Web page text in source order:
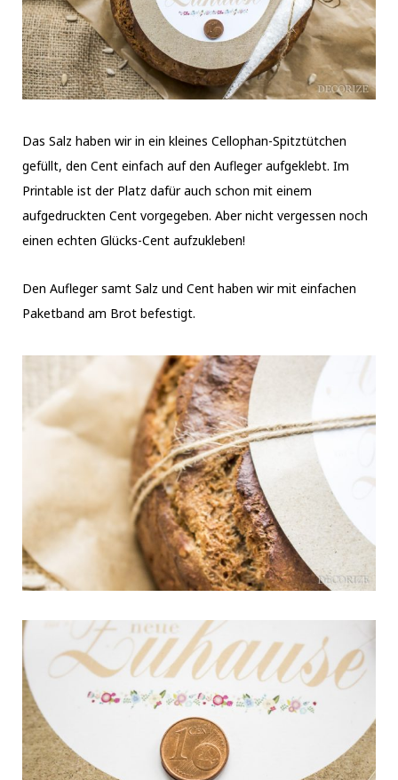
Das Salz haben wir in ein kleines Cellophan-Spitztütchen
gefüllt, den Cent einfach auf den Aufleger aufgeklebt. Im
Printable ist der Platz dafür auch schon mit einem
aufgedruckten Cent vorgegeben. Aber nicht vergessen noch
einen echten Glücks-Cent aufzukleben!
Den Aufleger samt Salz und Cent haben wir mit einfachen
Paketband am Brot befestigt.